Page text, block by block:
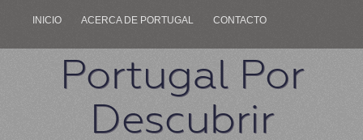
INICIO ACERCA DE PORTUGAL CONTACTO
Portugal Por
Descubrir